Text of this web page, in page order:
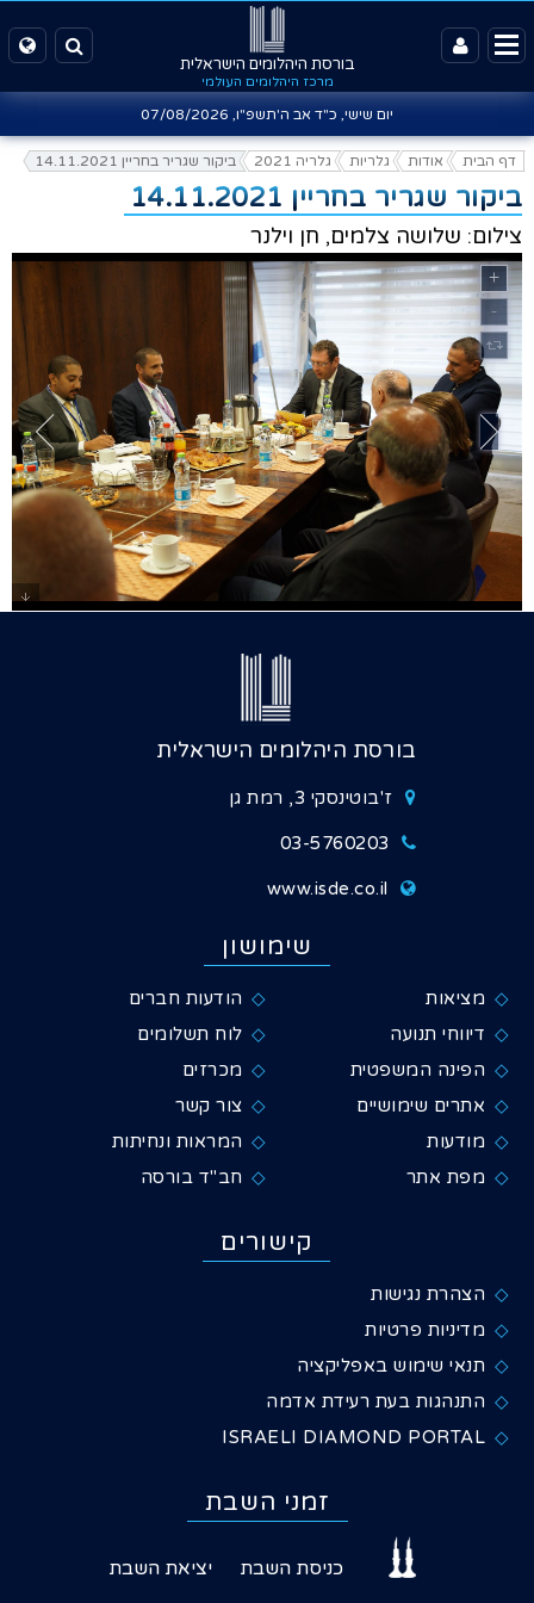
בורסת היהלומים הישראלית
מרכז היהלומים העולמי
יום שישי, כ"ד אב ה'תשפ"ו, 07/08/2026
דף הבית אודות גלריות גלריה 2021 ביקור שגריר בחריין 14.11.2021
ביקור שגריר בחריין 14.11.2021
צילום: שלושה צלמים, חן וילנר
בורסת היהלומים הישראלית
ז'בוטינסקי 3, רמת גן
03-5760203
www.isde.co.il
שימושון
מציאות
הודעות חברים
דיווחי תנועה
לוח תשלומים
הפינה המשפטית
מכרזים
אתרים שימושיים
צור קשר
מודעות
המראות ונחיתות
מפת אתר
חב"ד בורסה
קישורים
הצהרת נגישות
מדיניות פרטיות
תנאי שימוש באפליקציה
התנהגות בעת רעידת אדמה
ISRAELI DIAMOND PORTAL
זמני השבת
כניסת השבת
יציאת השבת